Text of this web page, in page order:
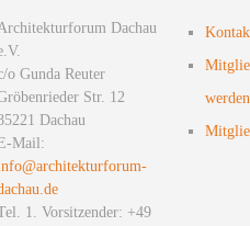
Dachau
o Gunda Reuter
Str. 12
Dachau
Mail:
1. Vorsitzender: +49
werden